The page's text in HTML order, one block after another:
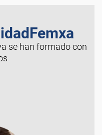
se han formado con